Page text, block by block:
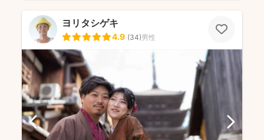
ヨリタシゲキ
4.9 (34)男性